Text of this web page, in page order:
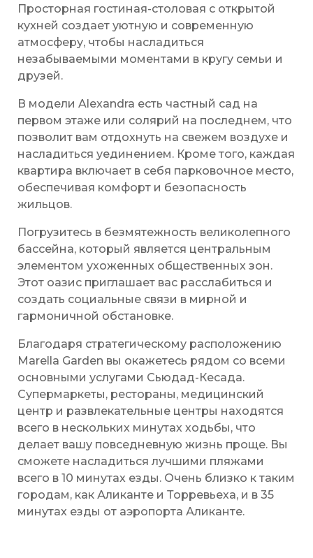
Просторная гостиная-столовая с открытой
кухней создает уютную и современную
атмосферу, чтобы насладиться
незабываемыми моментами в кругу семьи и
друзей.
В модели Alexandra есть частный сад на
первом этаже или солярий на последнем, что
позволит вам отдохнуть на свежем воздухе и
насладиться уединением. Кроме того, каждая
квартира включает в себя парковочное место,
обеспечивая комфорт и безопасность
жильцов.
Погрузитесь в безмятежность великолепного
бассейна, который является центральным
элементом ухоженных общественных зон.
Этот оазис приглашает вас расслабиться и
создать социальные связи в мирной и
гармоничной обстановке.
Благодаря стратегическому расположению
Marella Garden вы окажетесь рядом со всеми
основными услугами Сьюдад-Кесада.
Супермаркеты, рестораны, медицинский
центр и развлекательные центры находятся
всего в нескольких минутах ходьбы, что
делает вашу повседневную жизнь проще. Вы
сможете насладиться лучшими пляжами
всего в 10 минутах езды. Очень близко к таким
городам, как Аликанте и Торревьеха, и в 35
минутах езды от аэропорта Аликанте.